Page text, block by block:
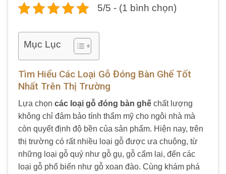
5/5 - (1 bình chọn)
Mục Lục
Tìm Hiểu Các Loại Gỗ Đóng Bàn Ghế Tốt
Nhất Trên Thị Trường
Lựa chọn các loại gỗ đóng bàn ghế chất lượng
không chỉ đảm bảo tính thẩm mỹ cho ngôi nhà mà
còn quyết định độ bền của sản phẩm. Hiện nay, trên
thị trường có rất nhiều loại gỗ được ưa chuộng, từ
những loại gỗ quý như gỗ gụ, gỗ cẩm lai, đến các
loại gỗ phổ biến như gỗ xoan đào. Cùng khám phá